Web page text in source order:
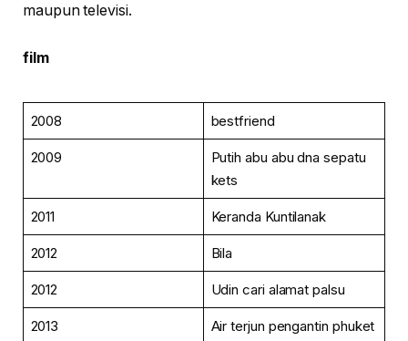
maupun televisi.
film
2008 bestfriend
2009
Putih abu abu dna sepatu
kets
2011 Keranda Kuntilanak
2012 Bila
2012 Udin cari alamat palsu
2013 Air terjun pengantin phuket